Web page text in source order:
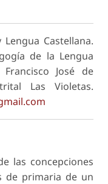
Castellana.
de la Lengua
José de
Las Violetas.
las concepciones
de primaria de un